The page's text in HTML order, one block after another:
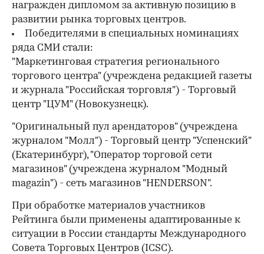
награжден дипломом за активную позицию в
развитии рынка торговых центров.
Победителями в специальных номинациях
ряда СМИ стали:
"Маркетинговая стратегия регионального
торгового центра" (учреждена редакцией газеты
и журнала "Российская торговля") - Торговый
центр "ЦУМ" (Новокузнецк).
"Оригинальный пул арендаторов" (учреждена
журналом "Молл") - Торговый центр "Успенский"
(Екатеринбург), "Оператор торговой сети
магазинов" (учреждена журналом "Модный
magazin") - сеть магазинов "HENDERSON".
При обработке материалов участников
Рейтинга были применены адаптированные к
ситуации в России стандарты Международного
Совета Торговых Центров (ICSC).